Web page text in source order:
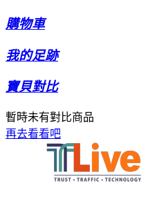
購物車
我的足跡
寶貝對比
暫時未有對比商品
再去看看吧